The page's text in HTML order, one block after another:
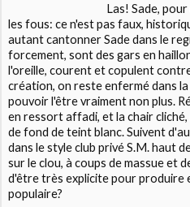
Las! Sade,
les fous: ce n'est pas faux,
autant cantonner Sade dans le
forcement, sont des gars en
l'oreille, courent et copulent
création, on reste enfermé dans
pouvoir l'être vraiment non plus.
en ressort affadi, et la chair
de fond de teint blanc. Suivent
dans le style club privé S.M. haut
sur le clou, à coups de massue et
d'être très explicite pour produire
populaire?